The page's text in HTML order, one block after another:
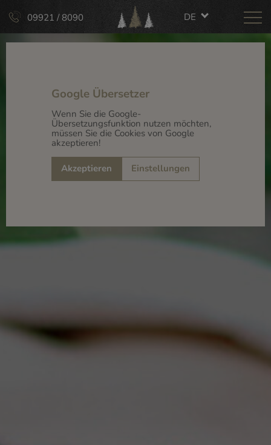
09921 / 8090 DE
Google Übersetzer
Wenn Sie die Google-
Übersetzungsfunktion nutzen möchten,
müssen Sie die Cookies von Google
akzeptieren!
Akzeptieren Einstellungen